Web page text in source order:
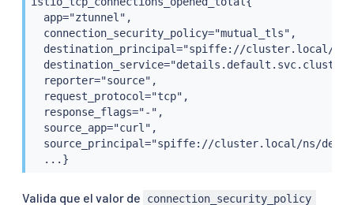
  app="ztunnel",
  connection_security_policy="mutual_tls",
destination_principal="spiffe://cluster.local/
  reporter="source",
  request_protocol="tcp",
  response_flags="-",
  source_app="curl",
source_principal="spiffe://cluster.local/ns/
  ...}
Valida que el valor de connection_security_policy